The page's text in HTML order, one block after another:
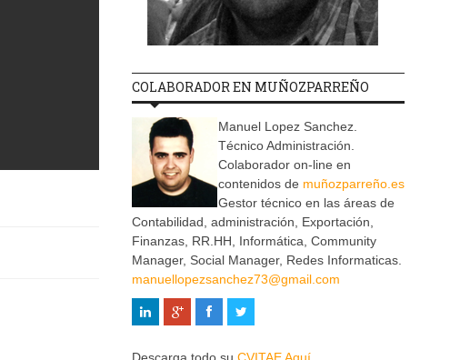
COLABORADOR EN MUÑOZPARREÑO
Manuel Lopez Sanchez.
Técnico Administración.
Colaborador on-line en
contenidos de muñozparreño.es
Gestor técnico en las áreas de
Contabilidad, administración, Exportación,
Finanzas, RR.HH, Informática, Community
Manager, Social Manager, Redes Informaticas.
manuellopezsanchez73@gmail.com